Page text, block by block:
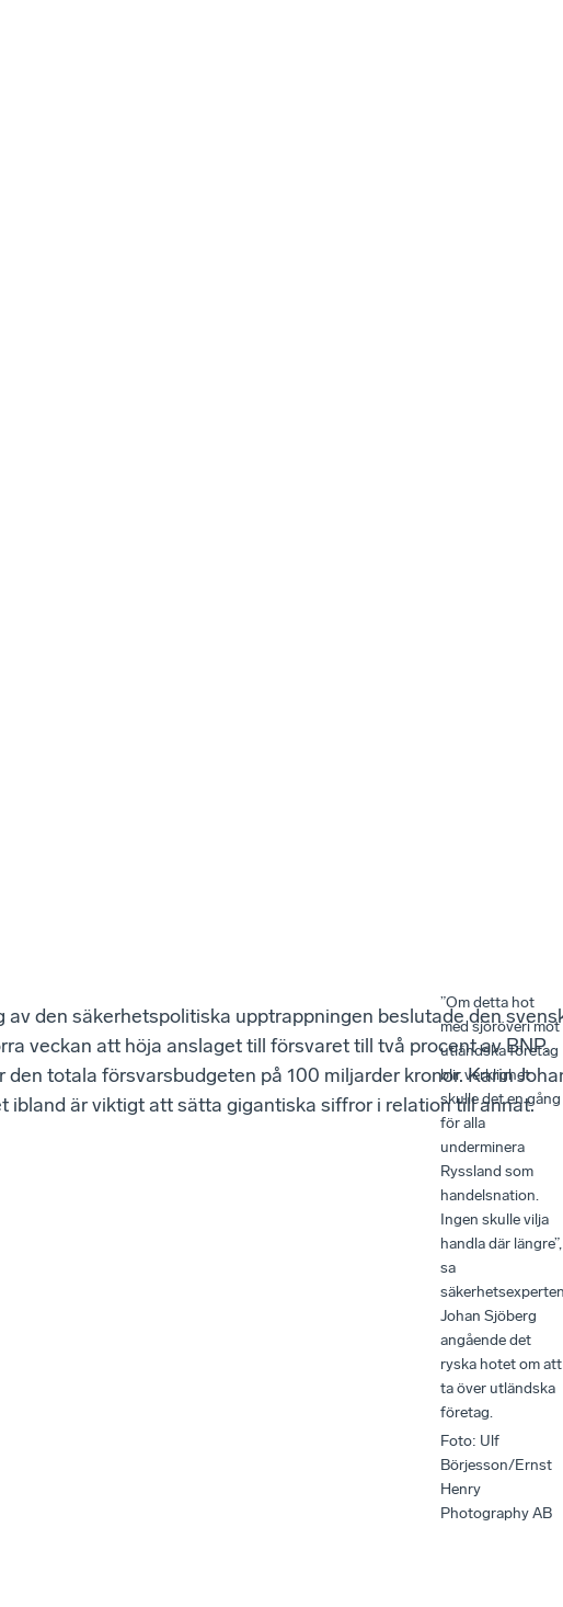
av den säkerhetspolitiska upptrappningen beslutade den
veckan att höja anslaget till försvaret till två procent av BNP.
den totala försvarsbudgeten på 100 miljarder kronor. Karin
ibland är viktigt att sätta gigantiska siffror i relation till annat.
”Om detta hot
med sjöröveri mot
utländska företag
blir verklighet
skulle det en gång
för alla
underminera
Ryssland som
handelsnation.
Ingen skulle vilja
handla där längre”,
sa
säkerhetsexperten
Johan Sjöberg
angående det
ryska hotet om att
ta över utländska
företag.
Foto: Ulf
Börjesson/Ernst
Henry
Photography AB